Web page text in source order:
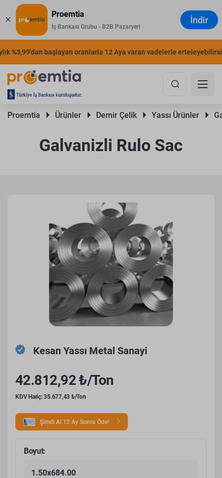
Proemtia
İş Bankası Grubu - B2B Pazaryeri
İndir
%3,99'dan başlayan oranlarla 12 Aya varan vadelerle
Proemtia Ürünler Demir Çelik Yassı Ürünler
Galvanizli Rulo Sac
Kesan Yassı Metal Sanayi
42.812,92 ₺/Ton
KDV Hariç: 35.677,43 ₺/Ton
Şimdi Al 12 Ay Sonra Öde!
Boyut:
1.50x684.00